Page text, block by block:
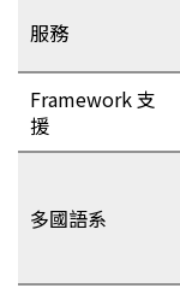
服務
Framework 支
援
多國語系